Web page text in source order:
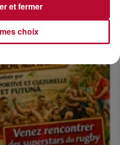
le spectacle « Le Rêve
l'amphithéâtre romain les 6,
choix
et fermer